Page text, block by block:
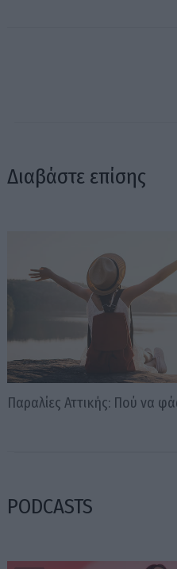
Διαβάστε επίσης
Παραλίες Αττικής: Πού να
PODCASTS